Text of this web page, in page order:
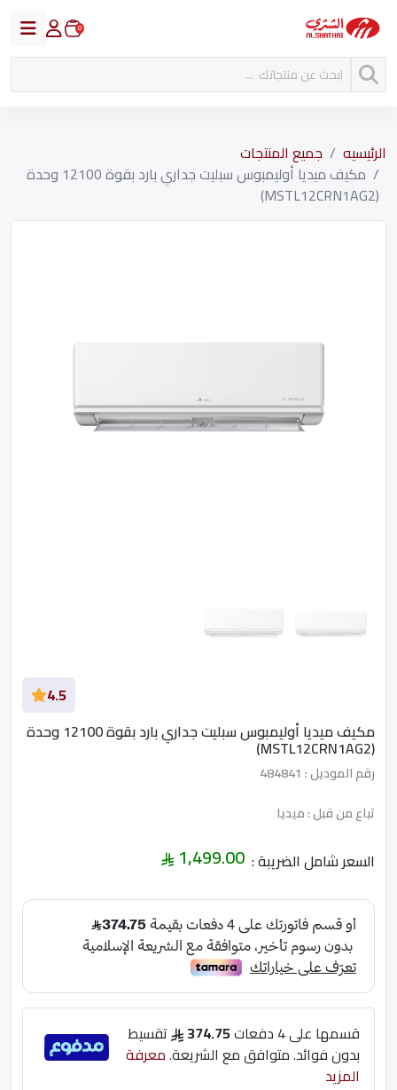
0
الرئيسيه
جميع المنتجات
مكيف ميديا أوليمبوس سبليت جداري بارد بقوة 12100 وحدة
(MSTL12CRN1AG2)
4.5
مكيف ميديا أوليمبوس سبليت جداري بارد بقوة 12100 وحدة
(MSTL12CRN1AG2)
رقم الموديل : 484841
تباع من قبل : ميديا
السعر شامل الضريبة : 1,499.00
قسمها على 4 دفعات 374.75
تقسيط
بدون فوائد. متوافق مع الشريعة.معرفة
المزيد